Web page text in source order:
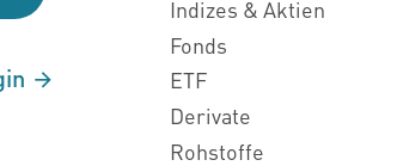
Indizes & Aktien
Fonds
ETF
Derivate
Rohstoffe